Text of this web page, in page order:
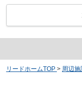
リードホームTOP > 周辺施